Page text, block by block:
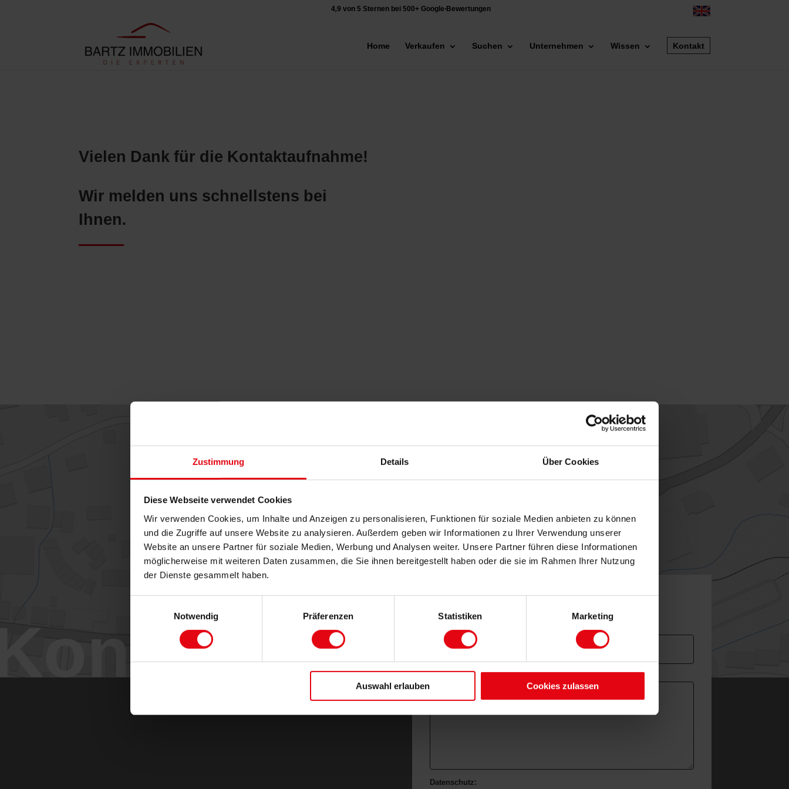
Zustimmung Details Über Cookies
Diese Webseite verwendet Cookies
Wir verwenden Cookies, um Inhalte und Anzeigen zu personalisieren, Funktionen für soziale Medien anbieten zu können
und die Zugriffe auf unsere Website zu analysieren. Außerdem geben wir Informationen zu Ihrer Verwendung unserer
Website an unsere Partner für soziale Medien, Werbung und Analysen weiter. Unsere Partner führen diese Informationen
möglicherweise mit weiteren Daten zusammen, die Sie ihnen bereitgestellt haben oder die sie im Rahmen Ihrer Nutzung
der Dienste gesammelt haben.
Notwendig
Präferenzen Statistiken Marketing
Auswahl erlauben Cookies zulassen
4,9 von 5 Sternen bei 500+ Google-Bewertungen
Home Verkaufen Suchen Unternehmen Wissen Kontakt
Vielen Dank für die Kontaktaufnahme!
Wir melden uns schnellstens bei
Ihnen.
Datenschutz: